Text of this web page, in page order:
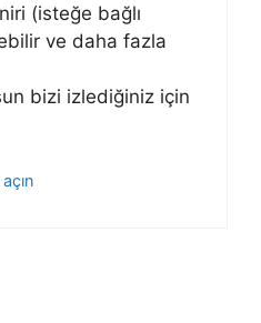
(isteğe bağlı
ve daha fazla
bizi izlediğiniz için